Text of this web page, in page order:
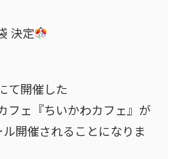
決定
て開催した
フェ『ちいかわカフェ』が
開催されることになりま